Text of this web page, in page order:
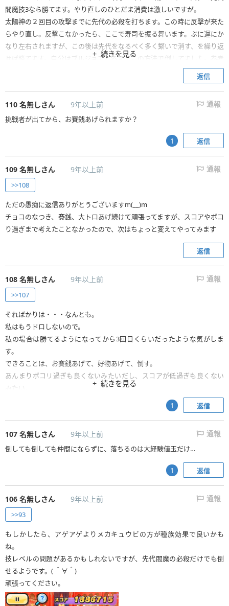
閻魔技3なら勝てます。やり直しのひとだま消費は激しいですが。
太陽神の２回目の攻撃までに先代の必殺を打ちます。この時に反撃が来た
らやり直し。反撃こなかったら、ここで寿司を振る舞います。ぷに運にか
なり左右されますが、この後は先代をなるべく多く繋いで消す、を繰り返
せば勝てます。自分はブルジョアとるまでこの方法で倒してました。参考
続きを見る
返信
110 名無しさん 9年以上前 通報
挑戦者が出てから、お賽銭あげられますか？
返信
1
109 名無しさん 9年以上前 通報
>>108
ただの愚痴に返信ありがとうございますm(__)m
チョコのなつき、賽銭、大トロあげ続けて頑張ってますが、スコアやボコ
り過ぎまで考えたことなかったので、次はちょっと変えてやってみます
返信
108 名無しさん 9年以上前 通報
>>107
そればかりは・・・なんとも。
私はもうドロしないので。
私の場合は勝てるようになってから3回目くらいだったような気がしま
す。
できることは、お賽銭あげて、好物あげて、倒す。
あんまりボコリ過ぎも良くないみたいだし、スコアが低過ぎも良くない
みたい。
続きを見る
返信
1
107 名無しさん 9年以上前 通報
倒しても倒しても仲間にならずに、落ちるのは大経験値玉だけ…
返信
1
106 名無しさん 9年以上前 通報
>>93
もしかしたら、アゲアゲよりメカキュウビの方が種族効果で良いかも
ね。
技レベルの問題があるかもしれないですが、先代閻魔の必殺だけでも倒
せるようです。( ＾∀＾)
頑張ってください。